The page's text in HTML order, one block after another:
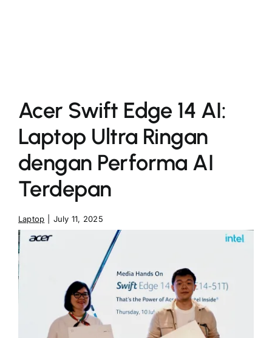
Acer Swift Edge 14 AI:
Laptop Ultra Ringan
dengan Performa AI
Terdepan
Laptop July 11, 2025